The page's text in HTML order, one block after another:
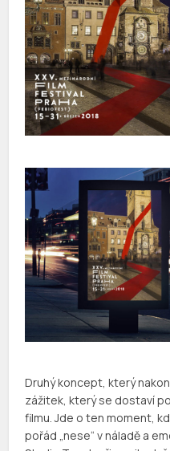
Druhý koncept, který
zážitek, který se dostaví
filmu. Jde o ten moment,
pořád „nese“ v náladě a